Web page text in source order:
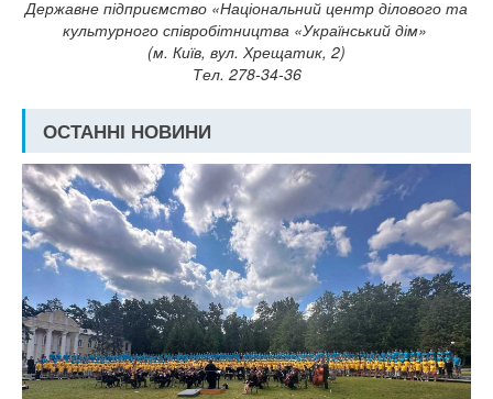
Державне підприємство «Національний центр ділового та
культурного співробітництва «Український дім»
(м. Київ, вул. Хрещатик, 2)
Тел. 278-34-36
ОСТАННІ НОВИНИ